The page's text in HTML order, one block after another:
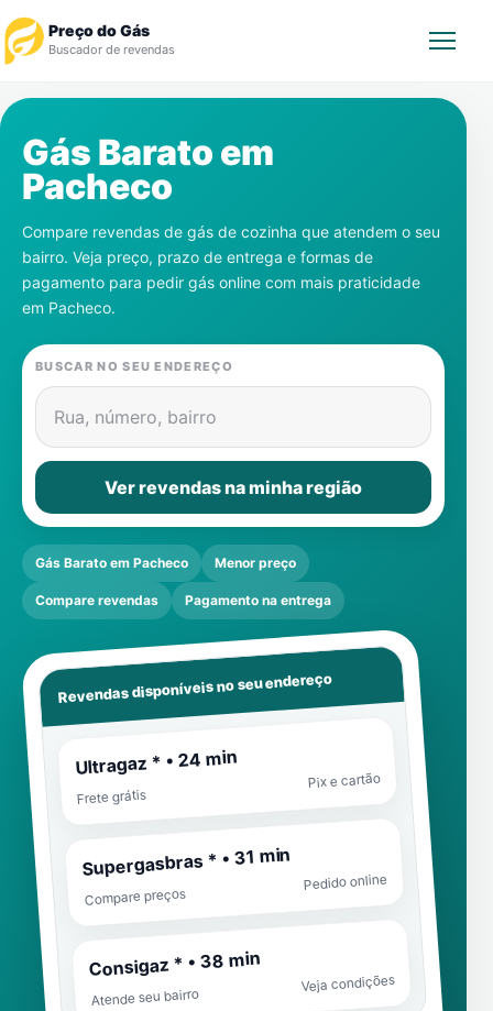
Preço do Gás
Buscador de revendas
Revendedor
Notícias
Cadastre-se
Gás
Contatos
Gás Barato em
Pacheco
Compare revendas de gás de cozinha que atendem o seu
bairro. Veja preço, prazo de entrega e formas de
pagamento para pedir gás online com mais praticidade
em Pacheco.
BUSCAR NO SEU ENDEREÇO
Rua, número, bairro
Ver revendas na minha região
Gás Barato em Pacheco Menor preço
Compare revendas Pagamento na entrega
Revendas disponíveis no seu endereço
Ultragaz * • 24 min
Frete grátis
Pix e cartão
Supergasbras * • 31 min
Compare preços
Pedido online
Consigaz * • 38 min
Atende seu bairro
Veja condições